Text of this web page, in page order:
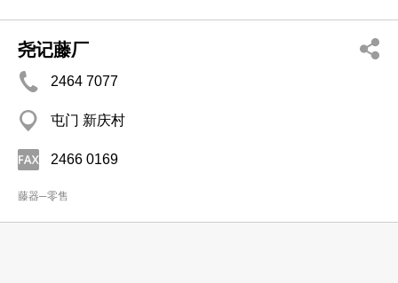
尧记藤厂
2464 7077
屯门 新庆村
2466 0169
藤器─零售